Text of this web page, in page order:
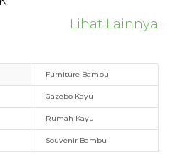
Lihat Lainnya
Furniture Bambu
Gazebo Kayu
Rumah Kayu
Souvenir Bambu